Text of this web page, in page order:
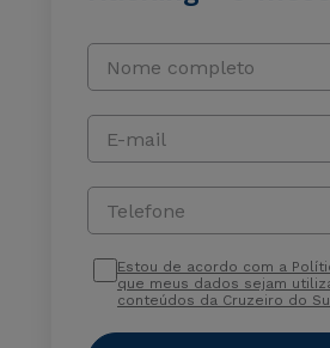
Nome completo
E-mail
Telefone
Estou de acordo com a
que meus dados sejam
conteúdos da Cruzeiro do